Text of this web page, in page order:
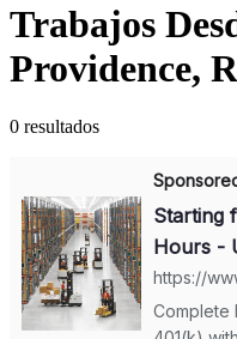
Trabajos
Providence,
0 resultados